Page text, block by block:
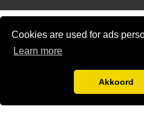
Cookies are used for ads
Learn more
Akkoord